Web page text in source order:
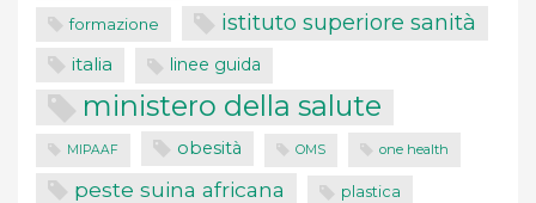
formazione istituto superiore sanità
italia linee guida
ministero della salute
MIPAAF obesità OMS one health
peste suina africana plastica